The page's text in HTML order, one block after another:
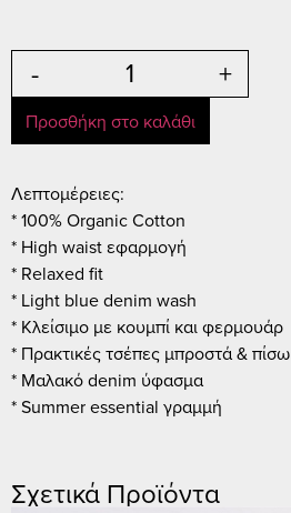
- +
Προσθήκη στο καλάθι
Λεπτομέρειες:
* 100% Organic Cotton
* High waist εφαρμογή
* Relaxed fit
* Light blue denim wash
* Κλείσιμο με κουμπί και φερμουάρ
* Πρακτικές τσέπες μπροστά & πίσω
* Μαλακό denim ύφασμα
* Summer essential γραμμή
Σχετικά Προϊόντα